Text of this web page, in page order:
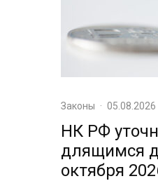
Законы · 05.08.2026
НК РФ
длящимся
октября